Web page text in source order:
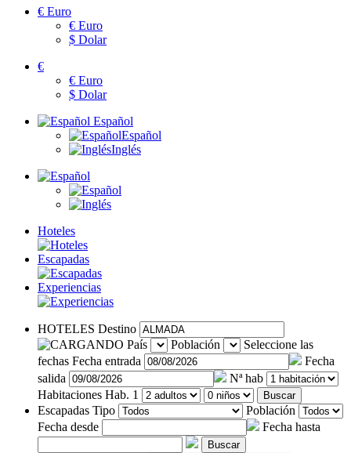
€ Euro
€ Euro
$ Dolar
€
€ Euro
$ Dolar
Español
Español
Inglés
Hoteles
Escapadas
Experiencias
HOTELES Destino
País
Población
Seleccione las
fechas Fecha entrada
Fecha
salida
Nª hab
Habitaciones Hab. 1 Buscar
Escapadas Tipo
Población
Fecha desde
Fecha hasta
Buscar